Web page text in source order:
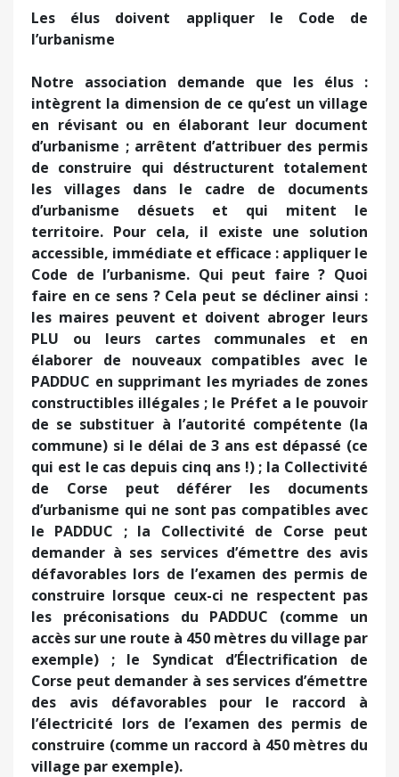
Les élus doivent appliquer le Code de
l’urbanisme
Notre association demande que les élus :
intègrent la dimension de ce qu’est un village
en révisant ou en élaborant leur document
d’urbanisme ; arrêtent d’attribuer des permis
de construire qui déstructurent totalement
les villages dans le cadre de documents
d’urbanisme désuets et qui mitent le
territoire. Pour cela, il existe une solution
accessible, immédiate et efficace : appliquer le
Code de l’urbanisme. Qui peut faire ? Quoi
faire en ce sens ? Cela peut se décliner ainsi :
les maires peuvent et doivent abroger leurs
PLU ou leurs cartes communales et en
élaborer de nouveaux compatibles avec le
PADDUC en supprimant les myriades de zones
constructibles illégales ; le Préfet a le pouvoir
de se substituer à l’autorité compétente (la
commune) si le délai de 3 ans est dépassé (ce
qui est le cas depuis cinq ans !) ; la Collectivité
de Corse peut déférer les documents
d’urbanisme qui ne sont pas compatibles avec
le PADDUC ; la Collectivité de Corse peut
demander à ses services d’émettre des avis
défavorables lors de l’examen des permis de
construire lorsque ceux-ci ne respectent pas
les préconisations du PADDUC (comme un
accès sur une route à 450 mètres du village par
exemple) ; le Syndicat d’Électrification de
Corse peut demander à ses services d’émettre
des avis défavorables pour le raccord à
l’électricité lors de l’examen des permis de
construire (comme un raccord à 450 mètres du
village par exemple).